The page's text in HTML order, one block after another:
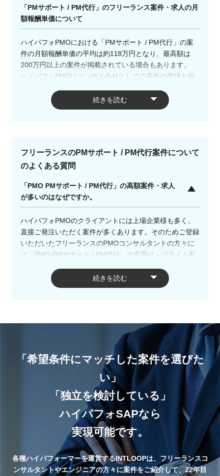
「PMサポート / PM代行」のフリーランス案件・求人の月
額報酬単価について
ハイパフォPMOにおける「PMサポート / PM代行」の案
件の月額報酬単価の平均は約118万円となり、最高額は
200万円以上の案件が掲載されている場合もあります。
ハイパフォPMOはコンサル会社としての長年の実績と信
紹介サイトです。クライアントには上場企業様も多く、直
接ご発注いただく案件が多くあります。そのため、直受
「PMサポート / PM代行」のフリーランス案件・求人の特
徴について
PMOとは、Project Management Officeの略称で、プロジ
ェクトマネジメントの支援を行うこと、またはそれを実施
する組織・人物のことを意味します。
役割ごとにPMOを配置するか一人のPMOが複数の役割を
担うかは、企業・PJ、案件・求人よって異なります。
「PMサポート / PM代行」案件としては具体的には下記の
・金融機関向けのシステム設計・業務設計(PM)/情報通信
エンジニア、外部ベンダー、クライアントとのスケジュー
・基幹システム刷新における複数PJのPMサポート/小売業
小売業のIT部門における基幹システム刷新業務
複数プロジェクトのPMサポート業務
また、「PMO」といっても求められる役割・業務は異な
り、下記のように3つの種類に分類することができます。
PMあるいはPJオーナーの参謀としての相談役をつとめ、
PJ内でのルールの策定等を担う
PJ全体を見渡し、課題やリスクに対する進言を行い、場
続きを読む
フリーランスのPMサポート / PM代行案件について
のよくある質問
「PMO PMサポート / PM代行」の高額案件・求人
が多いのはなぜですか。
ハイパフォPMOのクライアントには上場企業様も多く、
直接ご発注いただく案件が多くあります。そのためご登録
いただいたフリーランスのPMOコンサルタントの方々に
は「PMO PMサポート / PM代行」の直受け・プライム案
ます。ハイパフォPMOでは、フリーランスの方が会社員
時代の人脈だけではつながることが難しい案件などをご紹
「PMサポート / PM代行」のリモート案件・求人は
現在ハイパフォPMOに掲載していある案件の多くがリモ
ートワーク可の「PMサポート / PM代行」の案件・求人に
なります。 ただ、「リモートワーク可」の詳細はアサイ
ンされるPMOプロジェクトのによって異なり、「商談か
らフルリモート」というケースもあれば､「参画してから
一定期間はオフィスで作業､その後はリモート」「週2日
はリモート」など様々です。 ハイパフォPMOでは、各
PMO案件の詳細ページに「リモートワーク可」の詳細が
記載されていますので、案件に応募せずともリモートワー
クの状況が確認することができます。
続きを読む
「希望条件にマッチした案件を選びた
い」
「独立を検討している」
ハイパフォSAPなら
実現可能です。
各種ハイパフォーマーを運営するINTLOOPは、フリーランスコ
ンサルタントやエンジニアの方々に案件をご紹介して、22年目